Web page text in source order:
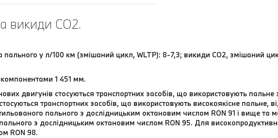
викиди CO2.
пального у л/100 км (змішаний цикл, WLTP): 8-7,3; викиди CO2, змішаний
компонентами 1 451 мм.
двигунів стосуються транспортних засобів, що використовують
транспортних засобів, що використовують високоякісне пальне,
пального з дослідницьким октановим числом RON 91 і вище
з дослідницьким октановим числом RON 95. Для
RON 98.